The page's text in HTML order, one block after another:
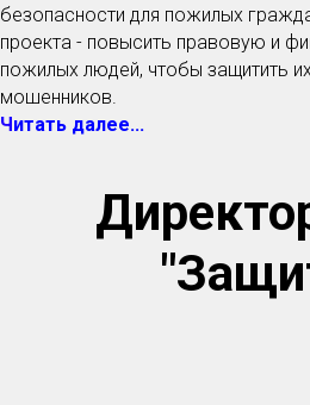
безопасности для пожилых
проекта - повысить правовую и
пожилых людей, чтобы защитить
мошенников.
Читать далее...